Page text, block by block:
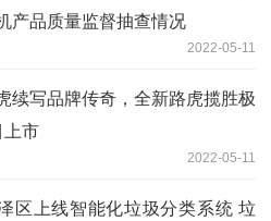
产品质量监督抽查情况
2022-05-11
续写品牌传奇，全新路虎揽胜极
上市
2022-05-11
区上线智能化垃圾分类系统 垃